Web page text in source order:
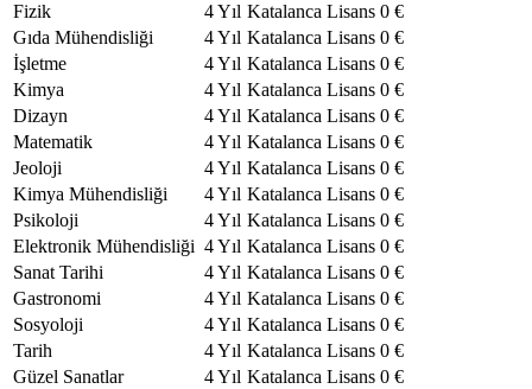
Fizik
4 Yıl Katalanca Lisans 0 €
Gıda Mühendisliği
4 Yıl Katalanca Lisans 0 €
İşletme
4 Yıl Katalanca Lisans 0 €
Kimya
4 Yıl Katalanca Lisans 0 €
Dizayn
4 Yıl Katalanca Lisans 0 €
Matematik
4 Yıl Katalanca Lisans 0 €
Jeoloji
4 Yıl Katalanca Lisans 0 €
Kimya Mühendisliği
4 Yıl Katalanca Lisans 0 €
Psikoloji
4 Yıl Katalanca Lisans 0 €
Elektronik Mühendisliği 4 Yıl Katalanca Lisans 0 €
Sanat Tarihi
4 Yıl Katalanca Lisans 0 €
Gastronomi
4 Yıl Katalanca Lisans 0 €
Sosyoloji
4 Yıl Katalanca Lisans 0 €
Tarih
4 Yıl Katalanca Lisans 0 €
Güzel Sanatlar
4 Yıl Katalanca Lisans 0 €